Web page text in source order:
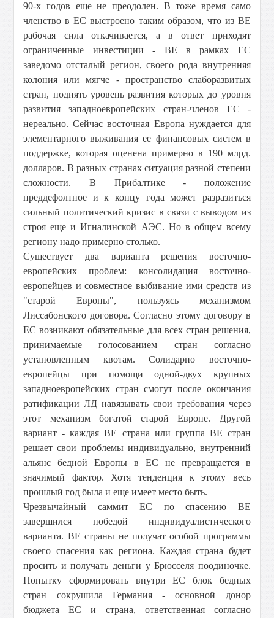
90-х годов еще не преодолен. В тоже время само
членство в ЕС выстроено таким образом, что из ВЕ
рабочая сила откачивается, а в ответ приходят
ограниченные инвестиции - ВЕ в рамках ЕС
заведомо отсталый регион, своего рода внутренняя
колония или мягче - пространство слаборазвитых
стран, поднять уровень развития которых до уровня
развития западноевропейских стран-членов ЕС -
нереально. Сейчас восточная Европа нуждается для
элементарного выживания ее финансовых систем в
поддержке, которая оценена примерно в 190 млрд.
долларов. В разных странах ситуация разной степени
сложности. В Прибалтике - положение
преддефолтное и к концу года может разразиться
сильный политический кризис в связи с выводом из
строя еще и Игналинской АЭС. Но в общем всему
региону надо примерно столько.
Существует два варианта решения восточно-
европейских проблем: консолидация восточно-
европейцев и совместное выбивание ими средств из
"старой Европы", пользуясь механизмом
Лиссабонского договора. Согласно этому договору в
ЕС возникают обязательные для всех стран решения,
принимаемые голосованием стран согласно
установленным квотам. Солидарно восточно-
европейцы при помощи одной-двух крупных
западноевропейских стран смогут после окончания
ратификации ЛД навязывать свои требования через
этот механизм богатой старой Европе. Другой
вариант - каждая ВЕ страна или группа ВЕ стран
решает свои проблемы индивидуально, внутренний
альянс бедной Европы в ЕС не превращается в
значимый фактор. Хотя тенденция к этому весь
прошлый год была и еще имеет место быть.
Чрезвычайный саммит ЕС по спасению ВЕ
завершился победой индивидуалистического
варианта. ВЕ страны не получат особой программы
своего спасения как региона. Каждая страна будет
просить и получать деньги у Брюсселя поодиночке.
Попытку сформировать внутри ЕС блок бедных
стран сокрушила Германия - основной донор
бюджета ЕС и страна, ответственная согласно